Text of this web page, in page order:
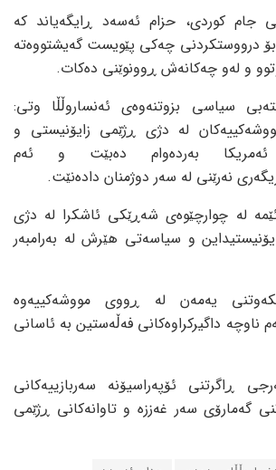
جام کوردی، حزام ئەسەد ڕایگەیاند کە
بۆ درووستکردنی چەکی پێویست گەیشتووەتە
و لەو چەکانەش ڕوونوێنی دەکات.
سیاسی بزوتنەوەی ئەنساروڵڵا وتی:
لە دژی ڕژێمی زایۆنیستی و
ئەمریکا بەردەوام دەبێت و ئەم
نەرێنی لە سەر دوژمنان دادەنێت.
لە چوارچێوەی شەڕێکی ئاشکرا لە دژی
و سیاسەتی هێرش لە بەرامبەر
یەمەن لە ڕووی مووشەکییەوە
ناوچە داگیرکراوەکانی فەڵەستین بە ئاسانی
ڕاگرتنی ئۆپەراسیۆنە سەربازییەکانی
گەمارۆی سەر غەززە و تاوانەکانی ڕژێمی